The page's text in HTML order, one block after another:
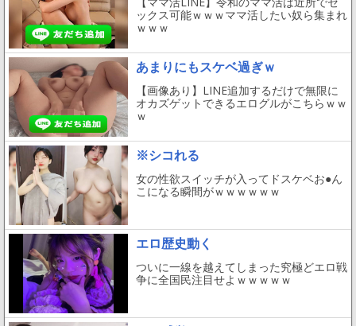
ックス可能ｗｗｗママ活したい奴ら集まれ
ｗｗｗ
あまりにもスケベ過ぎｗ
【画像あり】LINE追加するだけで無限に
オカズゲットできるエログルがこちらｗｗ
ｗ
※シコれる
女の性欲スイッチが入ってドスケベお●ん
こになる瞬間がｗｗｗｗｗｗ
エロ歴史動く
ついに一線を越えてしまった究極どエロ戦
争に全国民注目せよｗｗｗｗｗ